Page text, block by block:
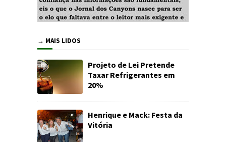
→ MAIS LIDOS
Projeto de Lei Pretende
Taxar Refrigerantes em
20%
Henrique e Mack: Festa da
Vitória